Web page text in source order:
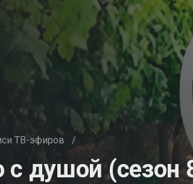
ТВ-эфиров /
душой (сезон